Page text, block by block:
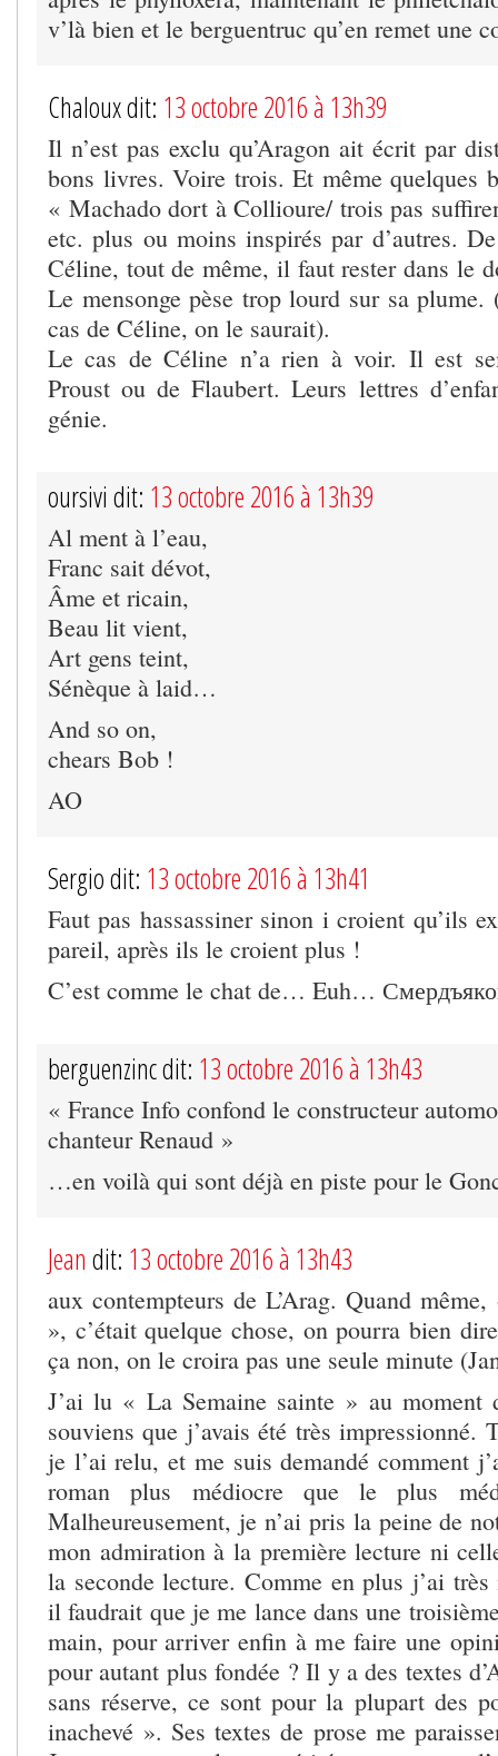
v’là bien et le berguentruc qu’en remet une
Chaloux dit: 13 octobre 2016 à 13h39
Il n’est pas exclu qu’Aragon ait écrit par
bons livres. Voire trois. Et même quelques
« Machado dort à Collioure/ trois pas
etc. plus ou moins inspirés par d’autres.
Céline, tout de même, il faut rester dans le
Le mensonge pèse trop lourd sur sa plume.
cas de Céline, on le saurait).
Le cas de Céline n’a rien à voir. Il est
Proust ou de Flaubert. Leurs lettres
génie.
oursivi dit: 13 octobre 2016 à 13h39
Al ment à l’eau,
Franc sait dévot,
Âme et ricain,
Beau lit vient,
Art gens teint,
Sénèque à laid…
And so on,
chears Bob !
AO
Sergio dit: 13 octobre 2016 à 13h41
Faut pas hassassiner sinon i croient qu’ils
pareil, après ils le croient plus !
C’est comme le chat de… Euh…
berguenzinc dit: 13 octobre 2016 à 13h43
« France Info confond le construc­teur
chan­teur Renaud »
…en voilà qui sont déjà en piste pour le
Jean dit: 13 octobre 2016 à 13h43
aux contempteurs de L’Arag. Quand
», c’était quelque chose, on pourra bien
ça non, on le croira pas une seule minute
J’ai lu « La Semaine sainte » au moment
souviens que j’avais été très impressionné.
je l’ai relu, et me suis demandé comment
roman plus médiocre que le plus
Malheureusement, je n’ai pris la peine de
mon admiration à la première lecture ni
la seconde lecture. Comme en plus j’ai
il faudrait que je me lance dans une
main, pour arriver enfin à me faire une
pour autant plus fondée ? Il y a des textes
sans réserve, ce sont pour la plupart des
inachevé ». Ses textes de prose me